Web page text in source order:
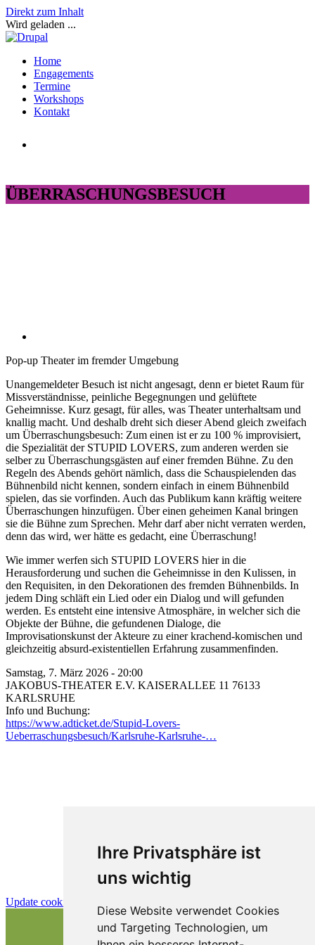
Ihre Privatsphäre ist
uns wichtig
Diese Website verwendet Cookies
und Targeting Technologien, um
Direkt zum Inhalt
Wird geladen ...
Home
Engagements
Termine
Workshops
Kontakt
ÜBERRASCHUNGSBESUCH
Pop-up Theater im fremder Umgebung
Unangemeldeter Besuch ist nicht angesagt, denn er bietet Raum für
Missverständnisse, peinliche Begegnungen und gelüftete
Geheimnisse. Kurz gesagt, für alles, was Theater unterhaltsam und
knallig macht. Und deshalb dreht sich dieser Abend gleich zweifach
um Überraschungsbesuch: Zum einen ist er zu 100 % improvisiert,
die Spezialität der STUPID LOVERS, zum anderen werden sie
selber zu Überraschungsgästen auf einer fremden Bühne. Zu den
Regeln des Abends gehört nämlich, dass die Schauspielenden das
Bühnenbild nicht kennen, sondern einfach in einem Bühnenbild
spielen, das sie vorfinden. Auch das Publikum kann kräftig weitere
Überraschungen hinzufügen. Über einen geheimen Kanal bringen
sie die Bühne zum Sprechen. Mehr darf aber nicht verraten werden,
denn das wird, wer hätte es gedacht, eine Überraschung!
Wie immer werfen sich STUPID LOVERS hier in die
Herausforderung und suchen die Geheimnisse in den Kulissen, in
den Requisiten, in den Dekorationen des fremden Bühnenbilds. In
jedem Ding schläft ein Lied oder ein Dialog und will gefunden
werden. Es entsteht eine intensive Atmosphäre, in welcher sich die
Objekte der Bühne, die gefundenen Dialoge, die
Improvisationskunst der Akteure zu einer krachend-komischen und
gleichzeitig absurd-existentiellen Erfahrung zusammenfinden.
Samstag, 7. März 2026 - 20:00
JAKOBUS-THEATER E.V. KAISERALLEE 11 76133
KARLSRUHE
Info und Buchung:
https://www.adticket.de/Stupid-Lovers-
Ueberraschungsbesuch/Karlsruhe-Karlsruhe-…
Update cookies preferences